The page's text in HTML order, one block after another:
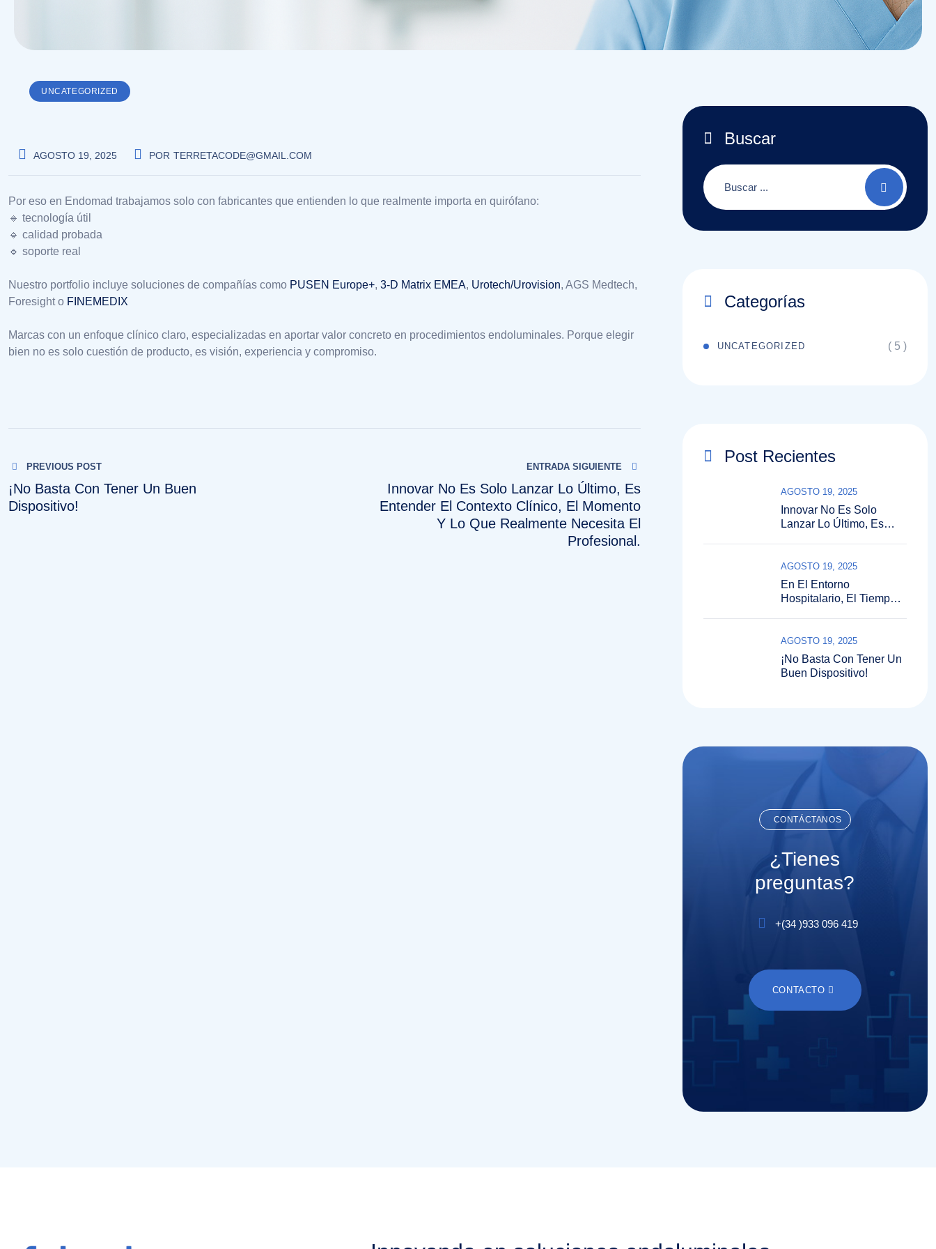
UNCATEGORIZED
AGOSTO 19, 2025 POR TERRETACODE@GMAIL.COM
Por eso en Endomad trabajamos solo con fabricantes que entienden lo que realmente importa en quirófano:
🔹 tecnología útil
🔹 calidad probada
🔹 soporte real
Nuestro portfolio incluye soluciones de compañías como PUSEN Europe+, 3-D Matrix EMEA, Urotech/Urovision, AGS Medtech,
Foresight o FINEMEDIX
Marcas con un enfoque clínico claro, especializadas en aportar valor concreto en procedimientos endoluminales. Porque elegir
bien no es solo cuestión de producto, es visión, experiencia y compromiso.
de
entradas
PREVIOUS POST
¡No Basta Con Tener Un Buen
Dispositivo!
ENTRADA SIGUIENTE
Innovar No Es Solo Lanzar Lo Último, Es
Entender El Contexto Clínico, El Momento
Y Lo Que Realmente Necesita El
Profesional.
Buscar
Categorías
UNCATEGORIZED ( 5 )
Post Recientes
Innovar No Es Solo
Lanzar Lo Último, Es
Que Realmente Necesita
El Profesional.
AGOSTO 19, 2025
En El Entorno
Hospitalario, El Tiempo,
AGOSTO 19, 2025
¡No Basta Con Tener Un
Buen Dispositivo!
AGOSTO 19, 2025
CONTÁCTANOS
¿Tienes
preguntas?
+(34 )933 096 419
CONTACTO